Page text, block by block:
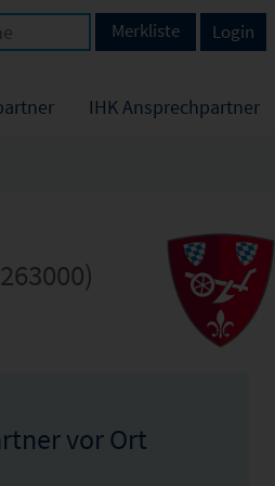
IHK Ansprechpartner
Login
Merkliste
vor Ort